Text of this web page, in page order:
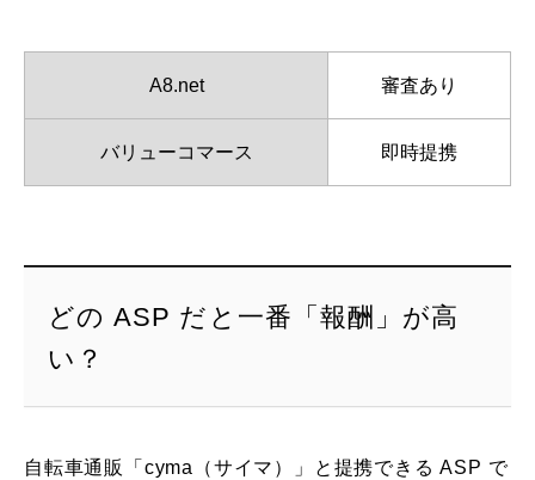
A8.net 審査あり
バリューコマース 即時提携
どの ASP だと一番「報酬」が高
い？
自転車通販「cyma（サイマ）」と提携できる ASP で